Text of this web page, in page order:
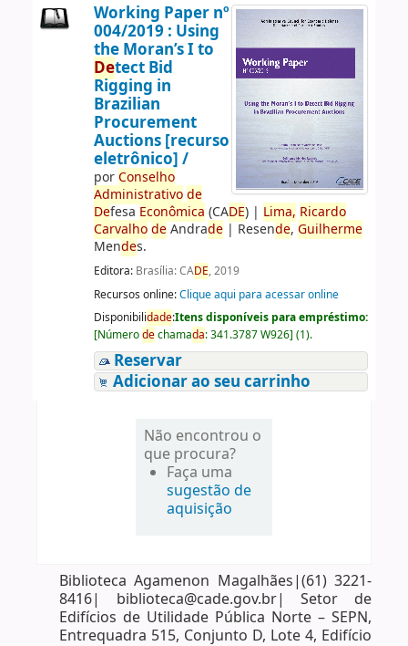
Working Paper nº
004/2019 : Using
the Moran’s I to
Detect Bid
Rigging in
Brazilian
Procurement
Auctions [recurso
eletrônico] /
porConselho
Administrativo de
Defesa Econômica (CADE)| Lima, Ricardo
Carvalho deAndrade| Resende, Guilherme
Mendes.
Editora: Brasília: CADE, 2019
Recursos online:Clique aqui para acessar online
Disponibilidade:Itens disponíveis para empréstimo:
[Númerodechamada:341.3787 W926] (1).
Reservar
Adicionar ao seu carrinho
Não encontrou o
que procura?
Faça uma
sugestão de
aquisição
Biblioteca Agamenon Magalhães|(61) 3221-
8416| biblioteca@cade.gov.br| Setor de
Edifícios de Utilidade Pública Norte – SEPN,
Entrequadra 515, Conjunto D, Lote 4, Edifício